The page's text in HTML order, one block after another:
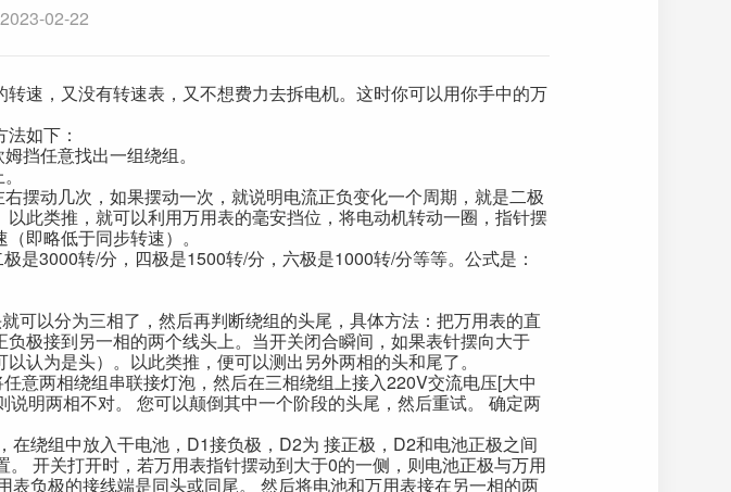
02-22
速，又没有转速表，又不想费力去拆电机。这时你可以用你手中的万
如下：
挡任意找出一组绕组。
摆动几次，如果摆动一次，就说明电流正负变化一个周期，就是二极
此类推，就可以利用万用表的毫安挡位，将电动机转动一圈，指针摆
即略低于同步转速）。
3000转/分，四极是1500转/分，六极是1000转/分等等。公式是：
以分为三相了，然后再判断绕组的头尾，具体方法：把万用表的直
极接到另一相的两个线头上。当开关闭合瞬间，如果表针摆向大于
认为是头）。以此类推，便可以测出另外两相的头和尾了。
两相绕组串联接灯泡，然后在三相绕组上接入220V交流电压[大中
明两相不对。 您可以颠倒其中一个阶段的头尾，然后重试。 确定两
绕组中放入干电池，D1接负极，D2为 接正极，D2和电池正极之间
开关打开时，若万用表指针摆动到大于0的一侧，则电池正极与万用
负极的接线端是同头或同尾。 然后将电池和万用表接在另一相的两